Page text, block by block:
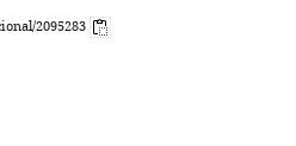
2095283